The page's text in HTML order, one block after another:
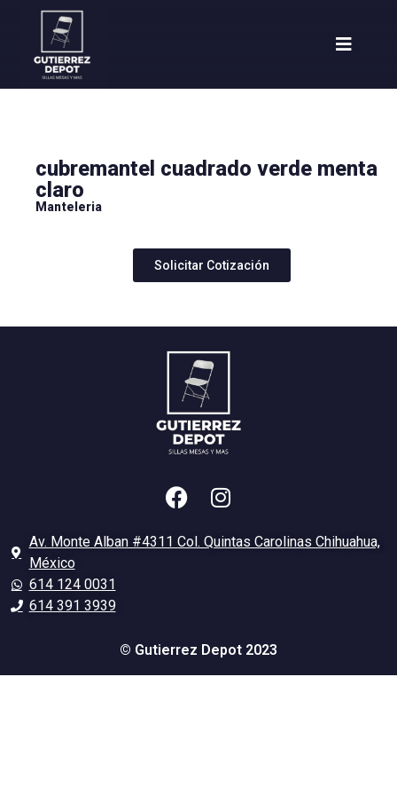
cubremantel cuadrado verde menta
claro
Manteleria
Solicitar Cotización
Av. Monte Alban #4311 Col. Quintas Carolinas Chihuahua,
México
614 124 0031
614 391 3939
© Gutierrez Depot 2023